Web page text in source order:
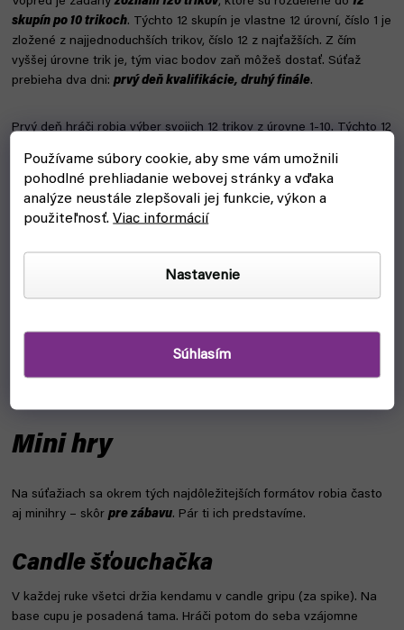
Používame súbory cookie, aby sme vám umožnili
pohodlné prehliadanie webovej stránky a vďaka
analýze neustále zlepšovali jej funkcie, výkon a
použiteľnosť.Viac informácií
Nastavenie
Súhlasím
skupín po 10 trikoch. Týchto 12 skupín je vlastne 12 úrovní, číslo 1 je
zložené z najjednoduchších trikov, číslo 12 z najťažších. Z čím
vyššej úrovne trik je, tým viac bodov zaň môžeš dostať. Súťaž
prebieha dva dni: prvý deň kvalifikácie, druhý finále.
Prvý deň hráči robia výber svojich 12 trikov z úrovne 1-10. Týchto 12
hráč 3 minúty. Cieľom je dokončiť počas kola
každý trik potom dostaneš určitý počet bodov - za trik úrovne 6
dostaneš 6 bodov. Top 25 hráčov postupuje do finále.
Druhý deň má každý hráč opäť tri minúty a môže urobiť
neobmedzený počet trikov úrovní 3 až 12
najviac bodov a tento deň sa body dávajú „na druhú“. Ak teda
úrovni 11 potom dostaneš 151 bodov a pri úrovni 12 194 bodov. Tu už
sa dá taktizovať: buď budem robiť tie najťažšie triky a keď ich
všetky zvládnem, pôjdem potom čo najviac tých úplne
Mini hry
Na súťažiach sa okrem tých najdôležitejších formátov robia často
aj minihry – skôr pre zábavu. Pár ti ich predstavíme.
Candle šťouchačka
V každej ruke všetci držia kendamu v candle gripu (za spike). Na
base cupu je posadená tama. Hráči potom do seba vzájomne